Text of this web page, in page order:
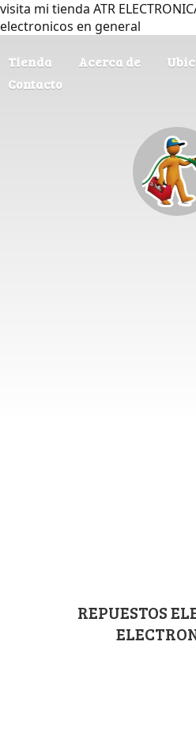
visita mi tienda ATR
electronicos en general
Tienda Acerca de
Contacto
REPUESTOS